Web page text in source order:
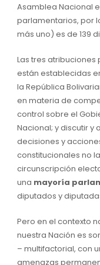
Asamblea Nacional
parlamentarios, por
más uno) es de 139
Las tres
están establecidas
la República
en materia de
control sobre el
Nacional; y discutir y
decisiones y
constitucionales no
circunscripción
una mayoría
diputados y
Pero en el contexto
nuestra Nación es
– multifactorial, con
amenazas